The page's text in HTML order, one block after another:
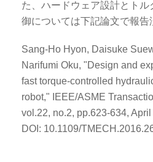
た、ハードウェア設計とトル
御については下記論文で報告
Sang-Ho Hyon, Daisuke
Narifumi Oku, "Design and
fast torque-controlled
robot," IEEE/ASME
vol.22, no.2, pp.623-634, April
DOI: 10.1109/